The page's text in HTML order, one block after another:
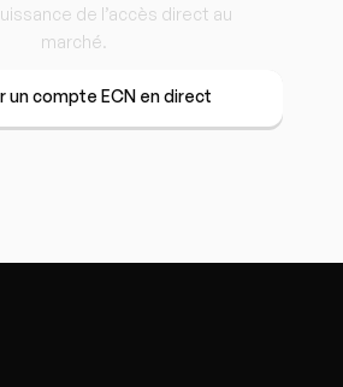
de l’accès direct au
marché.
un compte ECN en direct